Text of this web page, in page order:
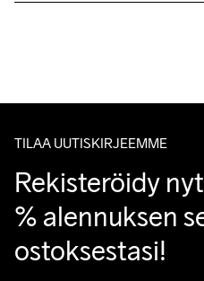
kysymyksiisi.
TILAA UUTISKIRJEEMME
Rekisteröidy
% alennuksen
ostoksestasi!